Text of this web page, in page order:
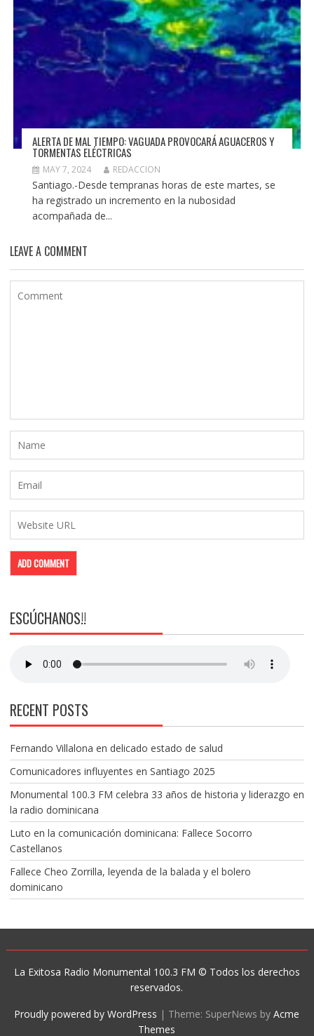
ALERTA DE MAL TIEMPO: VAGUADA PROVOCARÁ AGUACEROS Y
TORMENTAS ELÉCTRICAS
MAY 7, 2024 REDACCION
Santiago.-Desde tempranas horas de este martes, se
ha registrado un incremento en la nubosidad
acompañada de...
LEAVE A COMMENT
ESCÚCHANOS!!
RECENT POSTS
Fernando Villalona en delicado estado de salud
Comunicadores influyentes en Santiago 2025
Monumental 100.3 FM celebra 33 años de historia y liderazgo en
la radio dominicana
Luto en la comunicación dominicana: Fallece Socorro
Castellanos
Fallece Cheo Zorrilla, leyenda de la balada y el bolero
dominicano
La Exitosa Radio Monumental 100.3 FM © Todos los derechos
reservados.
Proudly powered by WordPress | Theme: SuperNews byAcme
Themes